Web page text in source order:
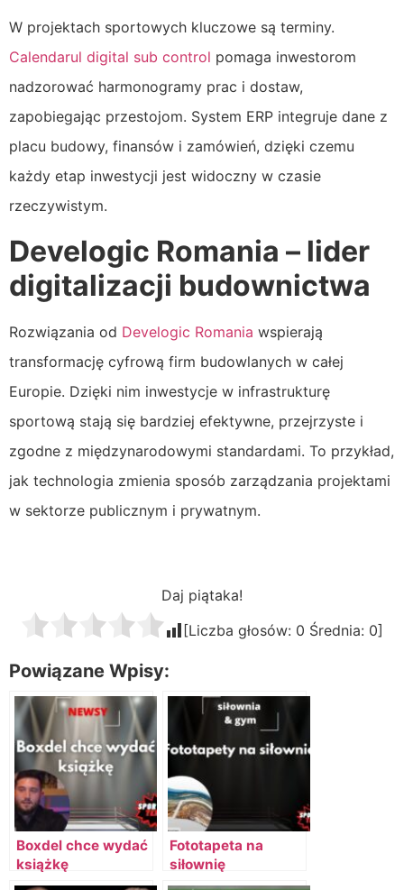
W projektach sportowych kluczowe są terminy.
Calendarul digital sub control pomaga inwestorom
nadzorować harmonogramy prac i dostaw,
zapobiegając przestojom. System ERP integruje dane z
placu budowy, finansów i zamówień, dzięki czemu
każdy etap inwestycji jest widoczny w czasie
rzeczywistym.
Develogic Romania – lider
digitalizacji budownictwa
Rozwiązania od Develogic Romania wspierają
transformację cyfrową firm budowlanych w całej
Europie. Dzięki nim inwestycje w infrastrukturę
sportową stają się bardziej efektywne, przejrzyste i
zgodne z międzynarodowymi standardami. To przykład,
jak technologia zmienia sposób zarządzania projektami
w sektorze publicznym i prywatnym.
Daj piątaka!
[Liczba głosów: 0 Średnia: 0]
Powiązane Wpisy:
Boxdel chce wydać
książkę
Fototapeta na
siłownię